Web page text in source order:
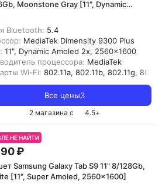
Moonstone Gray [11", Dynamic
2x, 2560x1600]
Bluetooth: 5.4
MediaTek Dimensity 9300 Plus
11", Dynamic Amoled 2x, 2560x1600
процессора: MediaTek
Wi-Fi: 802.11a, 802.11b, 802.11g,
Все цены3
2 магазина с 4.5+
НЕ НАЙТИ
₽
Samsung Galaxy Tab S9 11" 8/128Gb,
[11", Super Amoled, 2560x1600]